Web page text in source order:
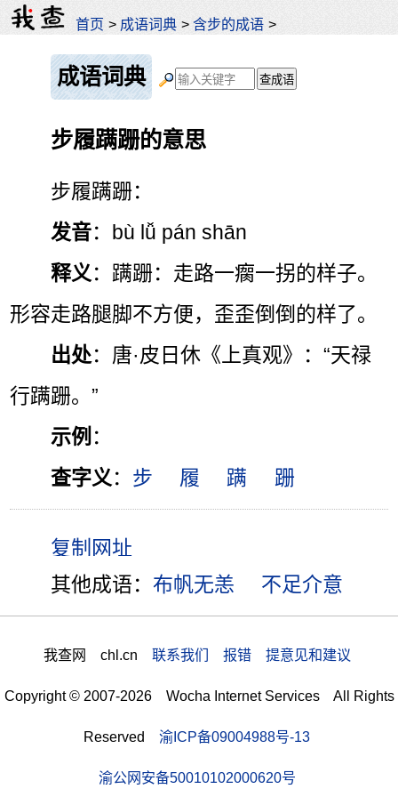
首页 > 成语词典 >含步的成语 >
成语词典
步履蹒跚的意思
步履蹒跚：
发音：bù lǚ pán shān
释义 ：蹒跚：走路一瘸一拐的样子。
形容走路腿脚不方便，歪歪倒倒的样了。
出处：唐·皮日休《上真观》：“天禄
行蹒跚。”
示例 ：
查字义 ： 步 履 蹒 跚
其他成语： 布帆无恙 不足介意
我查网 chl.cn 联系我们 报错 提意见和建议
Copyright © 2007-2026 Wocha Internet Services All Rights
Reserved 渝ICP备09004988号-13
渝公网安备50010102000620号